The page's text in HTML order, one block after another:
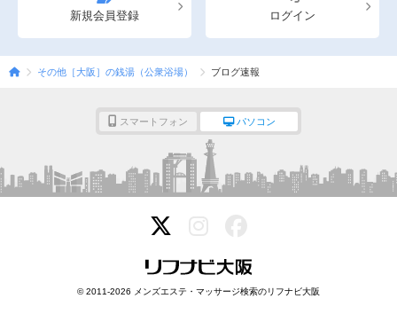
フットバスあり
専用駐車場あり 有資格者在籍
日本人スタッフのみ 女性スタッフのみ
Ｗセラピスト
こだわり条件を変更
新規会員登録 ログイン
その他［大阪］の銭湯（公衆浴場） ブログ速報
スマートフォン パソコン
© 2011-2026 メンズエステ・マッサージ検索のリフナビ大阪